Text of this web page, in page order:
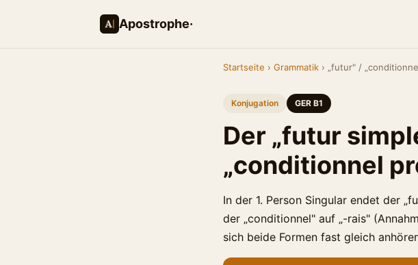
Apostrophe·
Startseite › Grammatik › „futur" /
Konjugation GER B1
Der „futur
„conditionnel
In der 1. Person Singular endet der
der „conditionnel" auf „-rais"
sich beide Formen fast gleich